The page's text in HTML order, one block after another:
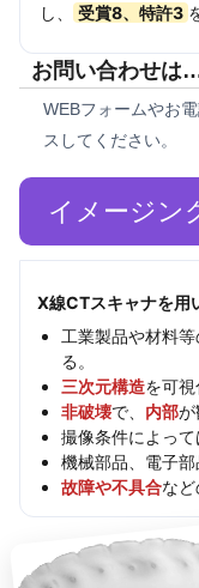
し、
受賞8、特許3
お問い合わせは
WEBフォームやお
スしてください。
イメージン
X線CTスキャナを用
工業製品や材料等
る。
三次元構造を可視
非破壊で、 内部が
撮像条件によって
機械部品、電子
故障や不具合な